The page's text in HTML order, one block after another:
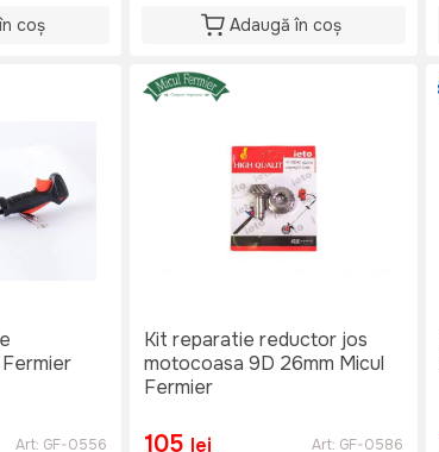
coș Adaugă în coș
Art: GF-0556
Kit reparatie reductor jos
motocoasa 9D 26mm Micul
Fermier
105 lei Art: GF-0586